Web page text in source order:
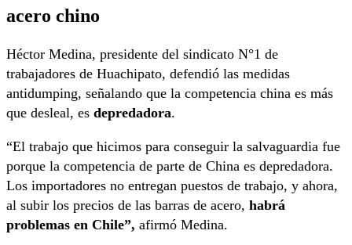
acero chino
Héctor Medina, presidente del sindicato N°1 de
trabajadores de Huachipato, defendió las medidas
antidumping, señalando que la competencia china es más
que desleal, es depredadora.
“El trabajo que hicimos para conseguir la salvaguardia fue
porque la competencia de parte de China es depredadora.
Los importadores no entregan puestos de trabajo, y ahora,
al subir los precios de las barras de acero, habrá
problemas en Chile”, afirmó Medina.